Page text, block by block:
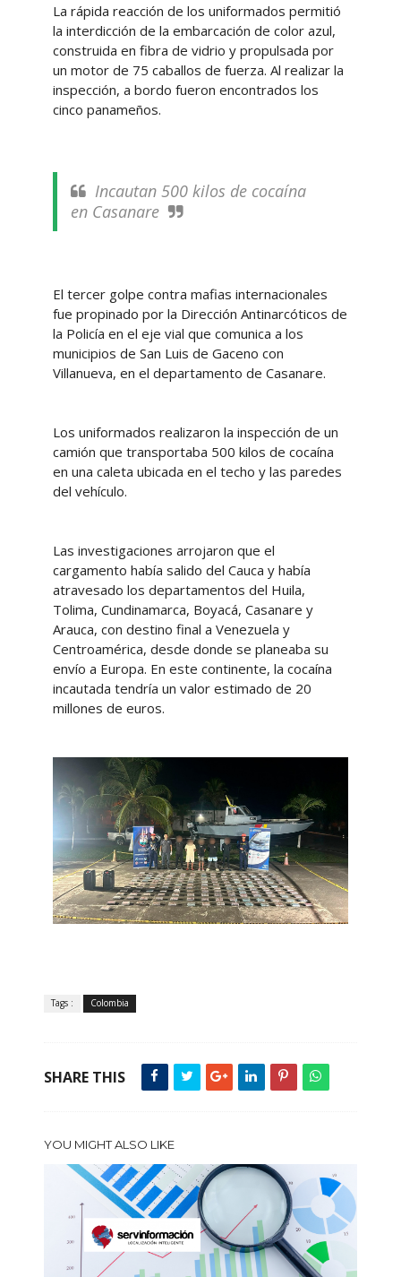
La rápida reacción de los uniformados permitió
la interdicción de la embarcación de color azul,
construida en fibra de vidrio y propulsada por
un motor de 75 caballos de fuerza. Al realizar la
inspección, a bordo fueron encontrados los
cinco panameños.
Incautan 500 kilos de cocaína
en Casanare
El tercer golpe contra mafias internacionales
fue propinado por la Dirección Antinarcóticos de
la Policía en el eje vial que comunica a los
municipios de San Luis de Gaceno con
Villanueva, en el departamento de Casanare.
Los uniformados realizaron la inspección de un
camión que transportaba 500 kilos de cocaína
en una caleta ubicada en el techo y las paredes
del vehículo.
Las investigaciones arrojaron que el
cargamento había salido del Cauca y había
atravesado los departamentos del Huila,
Tolima, Cundinamarca, Boyacá, Casanare y
Arauca, con destino final a Venezuela y
Centroamérica, desde donde se planeaba su
envío a Europa. En este continente, la cocaína
incautada tendría un valor estimado de 20
millones de euros.
Tags : Colombia
SHARE THIS
YOU MIGHT ALSO LIKE